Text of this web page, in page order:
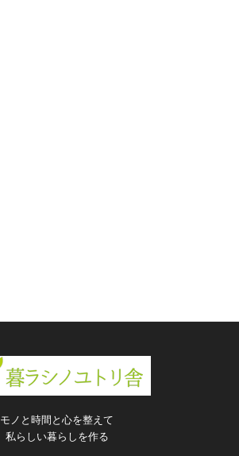
モノと時間と心を整えて
私らしい暮らしを作る